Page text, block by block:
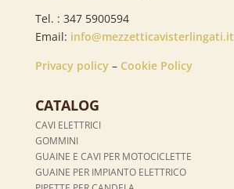
Tel. : 347 5900594
Email: info@mezzetticavisterlingati.it
Privacy policy– Cookie Policy
CATALOG
CAVI ELETTRICI
GOMMINI
GUAINE E CAVI PER MOTOCICLETTE
GUAINE PER IMPIANTO ELETTRICO